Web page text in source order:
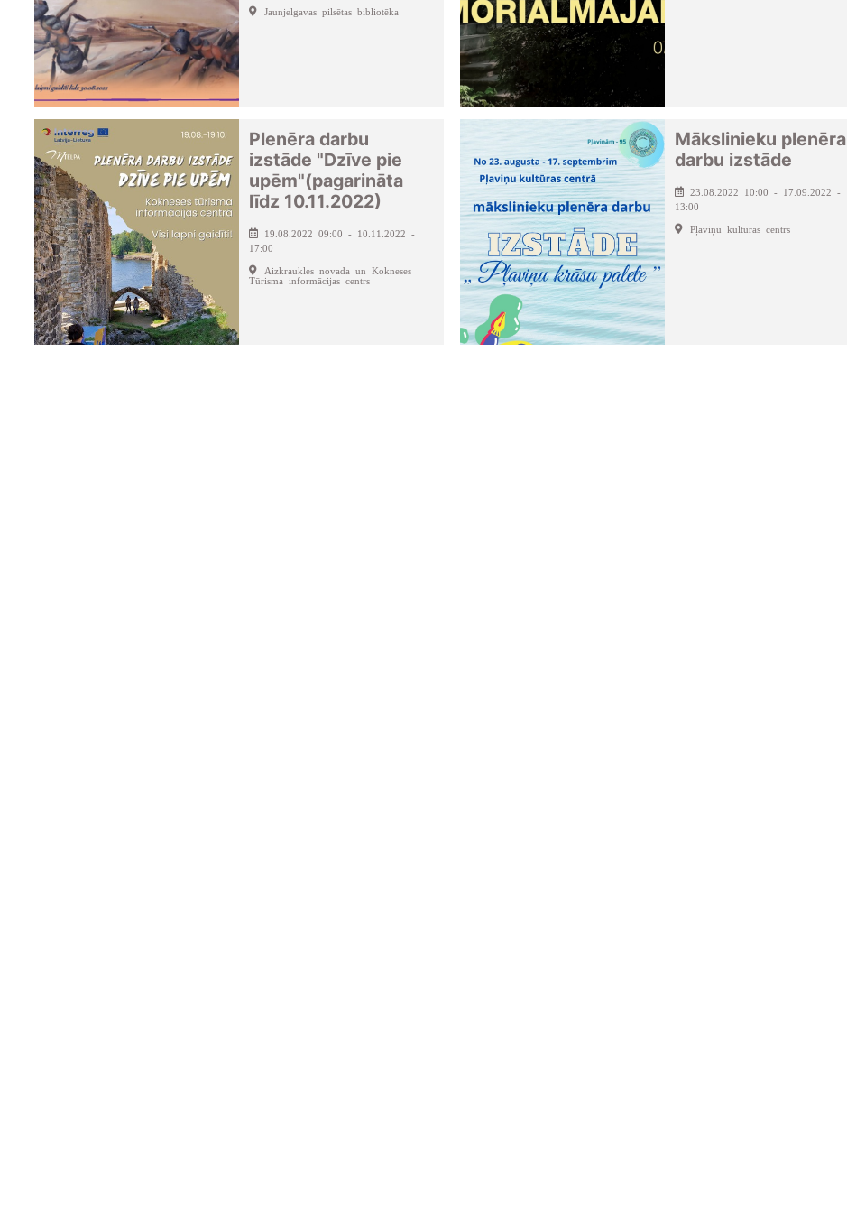
Jaunjelgavas pilsētas bibliotēka
Plenēra darbu
izstāde "Dzīve pie
upēm"(pagarināta
līdz 10.11.2022)
19.08.2022 09:00 - 10.11.2022 -
17:00
Aizkraukles novada un Kokneses
Tūrisma informācijas centrs
Mākslinieku plenēra
darbu izstāde
23.08.2022 10:00 - 17.09.2022 -
13:00
Pļaviņu kultūras centrs